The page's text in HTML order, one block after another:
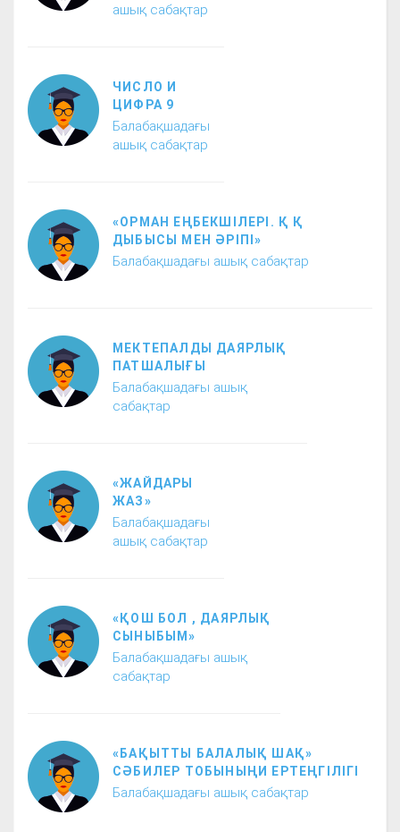
ашық сабақтар
ЧИСЛО И
ЦИФРА 9
Балабақшадағы
ашық сабақтар
«ОРМАН ЕҢБЕКШІЛЕРІ. Қ Қ
ДЫБЫСЫ МЕН ӘРІПІ»
Балабақшадағы ашық сабақтар
МЕКТЕПАЛДЫ ДАЯРЛЫҚ
ПАТШАЛЫҒЫ
Балабақшадағы ашық
сабақтар
«ЖАЙДАРЫ
ЖАЗ»
Балабақшадағы
ашық сабақтар
«ҚОШ БОЛ , ДАЯРЛЫҚ
СЫНЫБЫМ»
Балабақшадағы ашық
сабақтар
«БАҚЫТТЫ БАЛАЛЫҚ ШАҚ»
СӘБИЛЕР ТОБЫНЫҢИ ЕРТЕҢГІЛІГІ
Балабақшадағы ашық сабақтар